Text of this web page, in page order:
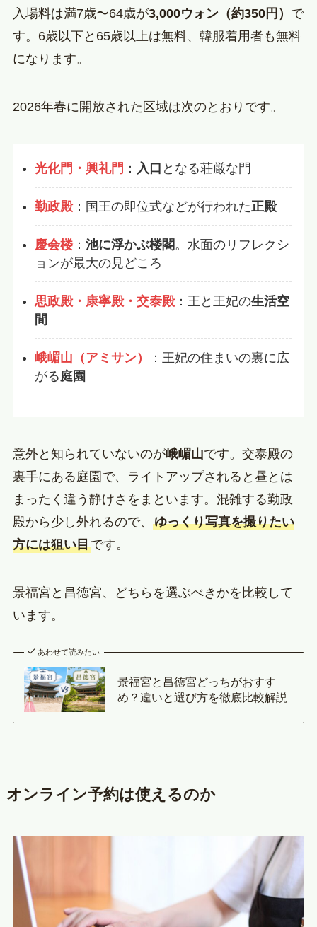
入場料は満7歳〜64歳が3,000ウォン（約350円） で
す。6歳以下と65歳以上は無料、韓服着用者も無料
になります。
2026年春に開放された区域は次のとおりです。
光化門・興礼門 ： 入口 となる荘厳な門
勤政殿：国王の即位式などが行われた正殿
慶会楼 ：池に浮かぶ楼閣 。水面のリフレクシ
ョンが最大の見どころ
思政殿・康寧殿・交泰殿：王と王妃の生活空
間
峨嵋山（アミサン）
：王妃の住まいの裏に広
がる 庭園
意外と知られていないのが峨嵋山です。交泰殿の
裏手にある庭園で、ライトアップされると昼とは
まったく違う静けさをまといます。混雑する勤政
殿から少し外れるので、 ゆっくり写真を撮りたい
方には狙い目です。
景福宮と昌徳宮、どちらを選ぶべきかを比較して
います。
あわせて読みたい
景福宮と昌徳宮どっちがおすす
め？違いと選び方を徹底比較解説
オンライン予約は使えるのか